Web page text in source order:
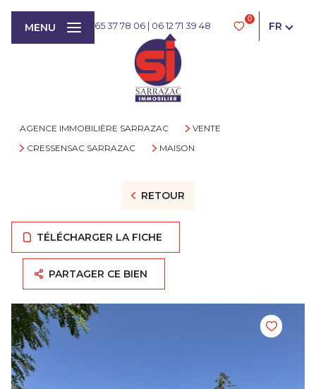
05 65 37 78 06 06 12 71 39 48
0
FR
MENU
AGENCE IMMOBILIÈRE SARRAZAC
VENTE
CRESSENSAC SARRAZAC
MAISON
RETOUR
TÉLÉCHARGER LA FICHE
PARTAGER CE BIEN